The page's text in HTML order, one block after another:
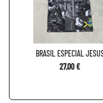
BRASIL ESPECIAL
NEGRA...
27,00 €